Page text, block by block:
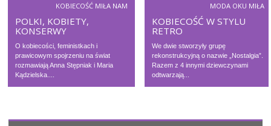
KOBIECOŚĆ MIŁA NAM
POLKI, KOBIETY,
KONSERWY
O kobiecości, feministkach i
prawicowym spojrzeniu na świat
rozmawiają Anna Stępniak i Maria
Kądzielska....
MODA OKU MIŁA
KOBIECOŚĆ W STYLU
RETRO
We dwie stworzyły grupę
rekonstrukcyjną o nazwie „Nostalgia”.
Razem z 4 innymi dziewczynami
odtwarzają...